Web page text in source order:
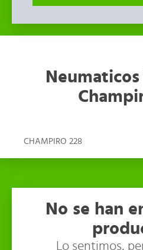
CHAMPIRO 228
No se han
Lo sentimos,